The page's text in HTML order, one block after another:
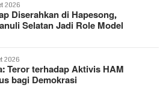
2026
Diserahkan di Hapesong,
Selatan Jadi Role Model
2026
Teror terhadap Aktivis HAM
bagi Demokrasi